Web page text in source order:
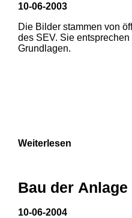
10-06-2003
Die Bilder stammen von
des SEV. Sie
Grundlagen.
Weiterlesen
Bau der
10-06-2004